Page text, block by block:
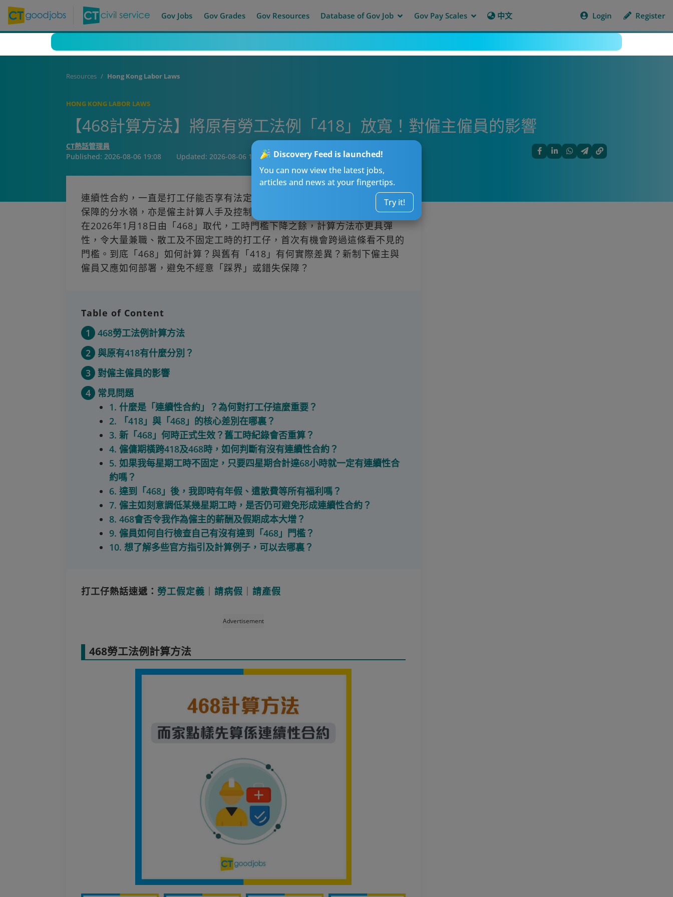
Gov Jobs Gov Grades Gov Resources Database of Gov Job Gov Pay Scales 中文 Login Register
Discovery Feed is launched!
You can now view the latest jobs,
articles and news at your fingertips.
Try it!
Resources Hong Kong Labor Laws
HONG KONG LABOR LAWS
【468計算方法】將原有勞工法例「418」放寬！對僱主僱員的影響
CT熱話管理員
Published: 2026-08-06 19:08 Updated: 2026-08-06 19:08
連續性合約，一直是打工仔能否享有法定假期、有薪年假、長期服務金等核心
保障的分水嶺，亦是僱主計算人手及控制成本的重要指標。隨着「418」即將
在2026年1月18日由「468」取代，工時門檻下降之餘，計算方法亦更具彈
性，令大量兼職、散工及不固定工時的打工仔，首次有機會跨過這條看不見的
門檻。到底「468」如何計算？與舊有「418」有何實際差異？新制下僱主與
僱員又應如何部署，避免不經意「踩界」或錯失保障？
Table of Content
1
468勞工法例計算方法
2
與原有418有什麼分別？
3
對僱主僱員的影響
4
常見問題
1. 什麼是「連續性合約」？為何對打工仔這麼重要？
2. 「418」與「468」的核心差別在哪裏？
3. 新「468」何時正式生效？舊工時紀錄會否重算？
4. 僱傭期橫跨418及468時，如何判斷有沒有連續性合約？
5. 如果我每星期工時不固定，只要四星期合計達68小時就一定有連續性合
約嗎？
6. 達到「468」後，我即時有年假、遣散費等所有福利嗎？
7. 僱主如刻意調低某幾星期工時，是否仍可避免形成連續性合約？
8. 468會否令我作為僱主的薪酬及假期成本大增？
9. 僱員如何自行檢查自己有沒有達到「468」門檻？
10. 想了解多些官方指引及計算例子，可以去哪裏？
打工仔熱話速遞： 勞工假定義 請病假 請產假
Advertisement
468勞工法例計算方法